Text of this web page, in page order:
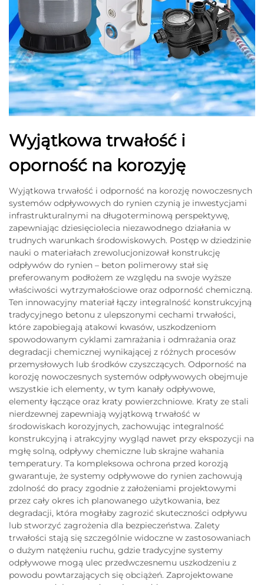
Wyjątkowa trwałość i
oporność na korozyję
Wyjątkowa trwałość i odporność na korozję nowoczesnych
systemów odpływowych do rynien czynią je inwestycjami
infrastrukturalnymi na długoterminową perspektywę,
zapewniając dziesięciolecia niezawodnego działania w
trudnych warunkach środowiskowych. Postęp w dziedzinie
nauki o materiałach zrewolucjonizował konstrukcję
odpływów do rynien – beton polimerowy stał się
preferowanym podłożem ze względu na swoje wyższe
właściwości wytrzymałościowe oraz odporność chemiczną.
Ten innowacyjny materiał łączy integralność konstrukcyjną
tradycyjnego betonu z ulepszonymi cechami trwałości,
które zapobiegają atakowi kwasów, uszkodzeniom
spowodowanym cyklami zamrażania i odmrażania oraz
degradacji chemicznej wynikającej z różnych procesów
przemysłowych lub środków czyszczących. Odporność na
korozję nowoczesnych systemów odpływowych obejmuje
wszystkie ich elementy, w tym kanały odpływowe,
elementy łączące oraz kraty powierzchniowe. Kraty ze stali
nierdzewnej zapewniają wyjątkową trwałość w
środowiskach korozyjnych, zachowując integralność
konstrukcyjną i atrakcyjny wygląd nawet przy ekspozycji na
mgłę solną, odpływy chemiczne lub skrajne wahania
temperatury. Ta kompleksowa ochrona przed korozją
gwarantuje, że systemy odpływowe do rynien zachowują
zdolność do pracy zgodnie z założeniami projektowymi
przez cały okres ich planowanego użytkowania, bez
degradacji, która mogłaby zagrozić skuteczności odpływu
lub stworzyć zagrożenia dla bezpieczeństwa. Zalety
trwałości stają się szczególnie widoczne w zastosowaniach
o dużym natężeniu ruchu, gdzie tradycyjne systemy
odpływowe mogą ulec przedwczesnemu uszkodzeniu z
powodu powtarzających się obciążeń. Zaprojektowane